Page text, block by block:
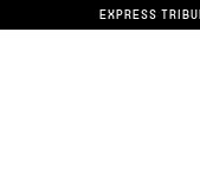
EXPRESS